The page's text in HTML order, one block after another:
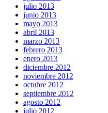
julio 2013
junio 2013
mayo 2013
abril 2013
marzo 2013
febrero 2013
enero 2013
diciembre 2012
noviembre 2012
octubre 2012
septiembre 2012
agosto 2012
julio 2012